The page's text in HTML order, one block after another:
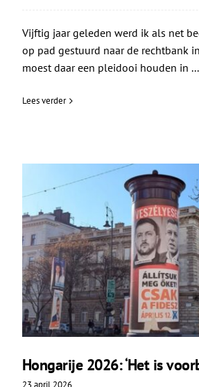
Vijftig jaar geleden werd ik als net
op pad gestuurd naar de rechtbank
moest daar een pleidooi houden in ...
Lees verder
Hongarije 2026: ‘Het is